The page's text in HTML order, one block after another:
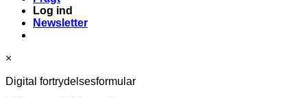
Log ind
Newsletter
×
Digital fortrydelsesformular